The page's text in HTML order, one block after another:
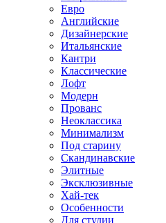
Евро
Английские
Дизайнерские
Итальянские
Кантри
Классические
Лофт
Модерн
Прованс
Неоклассика
Минимализм
Под старину
Скандинавские
Элитные
Эксклюзивные
Хай-тек
Особенности
Для студии